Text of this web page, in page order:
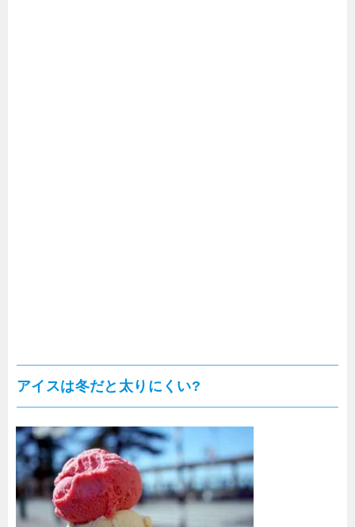
アイスは冬だと太りにくい?